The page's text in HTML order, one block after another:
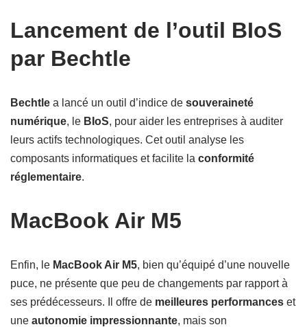
Lancement de l’outil BIoS
par Bechtle
Bechtle a lancé un outil d’indice de souveraineté
numérique, le BIoS, pour aider les entreprises à auditer
leurs actifs technologiques. Cet outil analyse les
composants informatiques et facilite la conformité
réglementaire.
MacBook Air M5
Enfin, le MacBook Air M5, bien qu’équipé d’une nouvelle
puce, ne présente que peu de changements par rapport à
ses prédécesseurs. Il offre de meilleures performances et
une autonomie impressionnante, mais son